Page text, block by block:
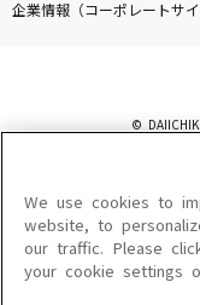
企業情報（コーポレートサイ
©
このサイトに掲載されている
を問わず、著作権法の定める
を禁じます。
楽曲及びコンテンツは、機種
楽曲及びコンテンツの配信日
We use cookies to
website, to
our traffic. Please
your cookie settings